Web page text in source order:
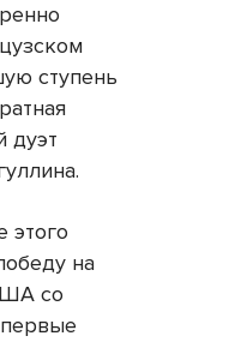
ступень
дуэт
этого
на
со